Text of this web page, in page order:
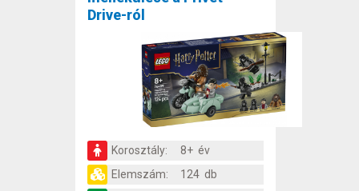
Drive-ról
Korosztály:
8+ év
Elemszám:
124 db